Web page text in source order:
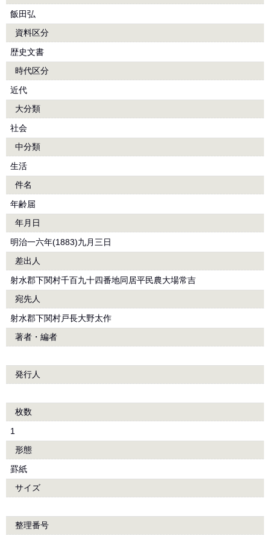
飯田弘
資料区分
歴史文書
時代区分
近代
大分類
社会
中分類
生活
件名
年齢届
年月日
明治一六年(1883)九月三日
差出人
射水郡下関村千百九十四番地同居平民農大場常吉
宛先人
射水郡下関村戸長大野太作
著者・編者
発行人
枚数
1
形態
罫紙
サイズ
整理番号